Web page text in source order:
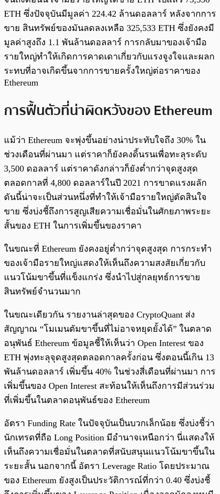
ETH ซึ่งปัจจุบันมีมูลค่า 224.42 ล้านดอลลาร์ หลังจากการ
ขาย สินทรัพย์ของมันลดลงเหลือ 325,533 ETH ซึ่งยังคงมี
มูลค่าสูงถึง 1.1 พันล้านดอลลาร์ การกลับมาของเจ้ามือ
รายใหญ่ทำให้เกิดการคาดเดาเกี่ยวกับแรงจูงใจและผลก
ระทบที่อาจเกิดขึ้นจากการขายครั้งใหญ่ต่อราคาของ
Ethereum
การฟื้นตัวที่น่าผิดหวังของ Ethereum
แม้ว่า Ethereum จะพุ่งขึ้นอย่างน่าประทับใจถึง 30% ใน
ช่วงเดือนที่ผ่านมา แต่ราคาก็ยังคงดิ้นรนเพื่อทะลุระดับ
3,500 ดอลลาร์ แต่ราคาดังกล่าวก็ยังต่ำกว่าจุดสูงสุด
ตลอดกาลที่ 4,800 ดอลลาร์ในปี 2021 การขาดแรงผลัก
ดันนี้น่าจะเป็นส่วนหนึ่งที่ทำให้เจ้ามือรายใหญ่ตัดสินใจ
ขาย ซึ่งบ่งชี้ถึงการสูญเสียความเชื่อมั่นในศักยภาพระยะ
สั้นของ ETH ในการเพิ่มขึ้นของราคา
ในขณะที่ Ethereum ยังคงอยู่ต่ำกว่าจุดสูงสุด การกระทำ
ของเจ้ามือรายใหญ่แสดงให้เห็นถึงความสงสัยเกี่ยวกับ
แนวโน้มขาขึ้นที่แข็งแกร่ง ซึ่งนำไปสู่กลยุทธ์การขาย
สินทรัพย์จำนวนมาก
ในขณะเดียวกัน รายงานล่าสุดของ CryptoQuant ส่ง
สัญญาณ “โมเมนตัมขาขึ้นที่ไม่อาจหยุดยั้งได้” ในตลาด
อนุพันธ์ Ethereum ข้อมูลชี้ให้เห็นว่า Open Interest ของ
ETH พุ่งทะลุจุดสูงสุดตลอดกาลครั้งก่อน ซึ่งตอนนี้เกิน 13
พันล้านดอลลาร์ เพิ่มขึ้น 40% ในช่วงสี่เดือนที่ผ่านมา การ
เพิ่มขึ้นของ Open Interest สะท้อนให้เห็นถึงการมีส่วนร่วม
ที่เพิ่มขึ้นในตลาดอนุพันธ์ของ Ethereum
อัตรา Funding Rate ในปัจจุบันเป็นบวกเล็กน้อย ซึ่งบ่งชี้ว่า
นักเทรดที่ถือ Long Position มีอำนาจเหนือกว่า นี่แสดงให้
เห็นถึงความเชื่อมั่นในตลาดที่สนับสนุนแนวโน้มขาขึ้นใน
ระยะสั้น นอกจากนี้ อัตรา Leverage Ratio โดยประมาณ
ของ Ethereum ยังสูงเป็นประวัติการณ์ที่กว่า 0.40 ซึ่งบ่งชี้